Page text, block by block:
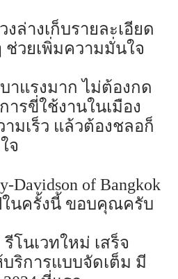
ล่างเก็บรายละเอียด
วยเพิ่มความมั่นใจ
าแรงมาก ไม่ต้องกด
ารขี่ใช้งานในเมือง
ามเร็ว แล้วต้องชลอก็
จ
Davidson of Bangkok
นครั้งนี้ ขอบคุณครับ
โนเวทใหม่ เสร็จ
ริการแบบจัดเต็ม มี